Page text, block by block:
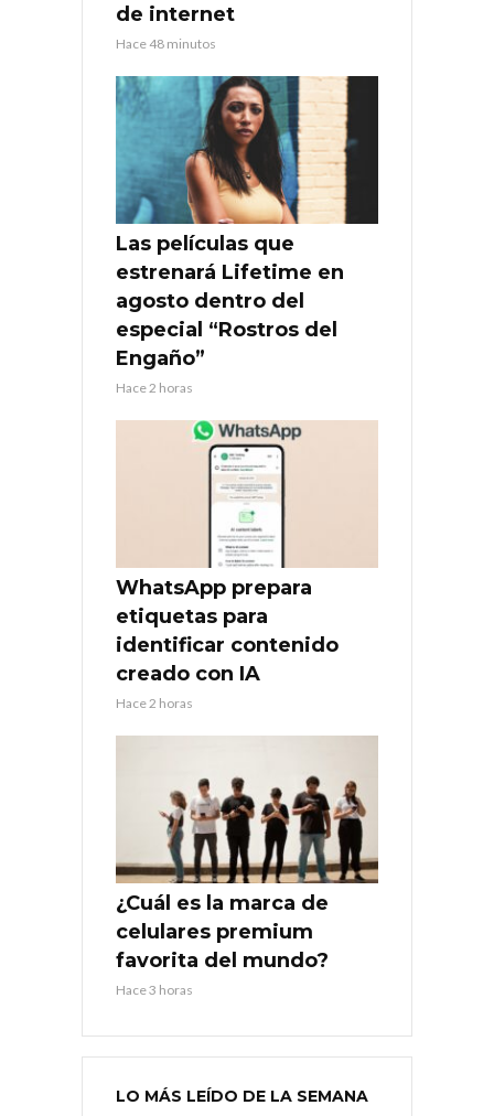
de internet
Hace 48 minutos
Las películas que
estrenará Lifetime en
agosto dentro del
especial “Rostros del
Engaño”
Hace 2 horas
WhatsApp prepara
etiquetas para
identificar contenido
creado con IA
Hace 2 horas
¿Cuál es la marca de
celulares premium
favorita del mundo?
Hace 3 horas
LO MÁS LEÍDO DE LA SEMANA